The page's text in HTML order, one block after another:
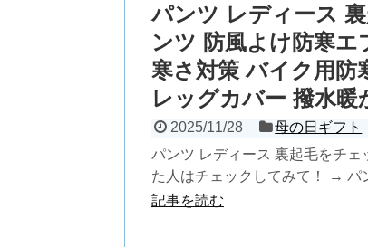
パンツ レディース
ンツ 防風よけ防寒エ
寒さ対策 バイク用防
レッグカバー 撥水
2025/11/28
母の日ギフト
パンツ レディース 裏起毛をチ
た人はチェックしてみて！ → パ
記事を読む